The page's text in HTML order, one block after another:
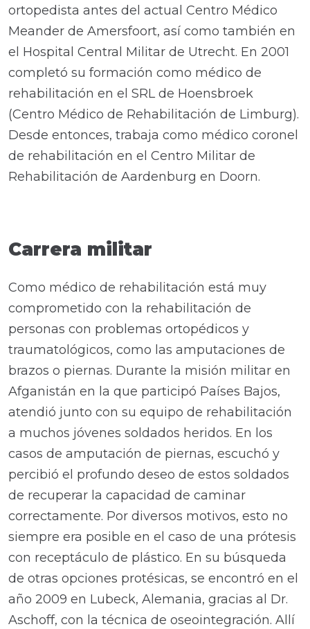
ortopedista antes del actual Centro Médico
Meander de Amersfoort, así como también en
el Hospital Central Militar de Utrecht. En 2001
completó su formación como médico de
rehabilitación en el SRL de Hoensbroek
(Centro Médico de Rehabilitación de Limburg).
Desde entonces, trabaja como médico coronel
de rehabilitación en el Centro Militar de
Rehabilitación de Aardenburg en Doorn.
Carrera militar
Como médico de rehabilitación está muy
comprometido con la rehabilitación de
personas con problemas ortopédicos y
traumatológicos, como las amputaciones de
brazos o piernas. Durante la misión militar en
Afganistán en la que participó Países Bajos,
atendió junto con su equipo de rehabilitación
a muchos jóvenes soldados heridos. En los
casos de amputación de piernas, escuchó y
percibió el profundo deseo de estos soldados
de recuperar la capacidad de caminar
correctamente. Por diversos motivos, esto no
siempre era posible en el caso de una prótesis
con receptáculo de plástico. En su búsqueda
de otras opciones protésicas, se encontró en el
año 2009 en Lubeck, Alemania, gracias al Dr.
Aschoff, con la técnica de oseointegración. Allí